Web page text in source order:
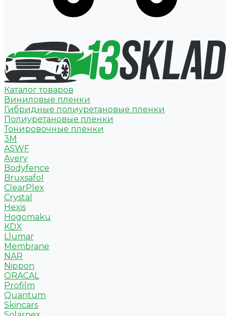
Каталог товаров
Виниловые пленки
Гибридные полиуретановые пленки
Полиуретановые пленки
Тонировочные пленки
3M
ASWF
Avery
Bodyfence
Bruxsafol
ClearPlex
Crystal
Hexis
Hogomaku
KDX
Llumar
Membrane
NAR
Nippon
ORACAL
Profilm
Quantum
Skincars